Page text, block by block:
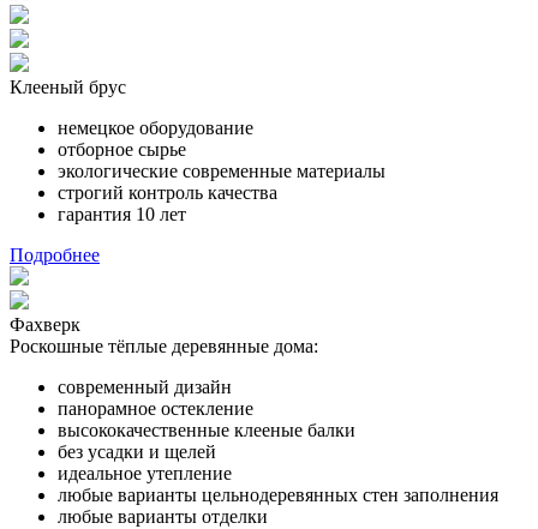
Клееный брус
немецкое оборудование
отборное сырье
экологические современные материалы
строгий контроль качества
гарантия 10 лет
Подробнее
Фахверк
Роскошные тёплые деревянные дома:
современный дизайн
панорамное остекление
высококачественные клееные балки
без усадки и щелей
идеальное утепление
любые варианты цельнодеревянных стен заполнения
любые варианты отделки